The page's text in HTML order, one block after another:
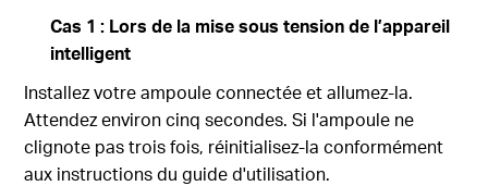
Cas 1 : Lors de la mise sous tension de l’appareil
intelligent
Installez votre ampoule connectée et allumez-la.
Attendez environ cinq secondes. Si l'ampoule ne
clignote pas trois fois, réinitialisez-la conformément
aux instructions du guide d'utilisation.